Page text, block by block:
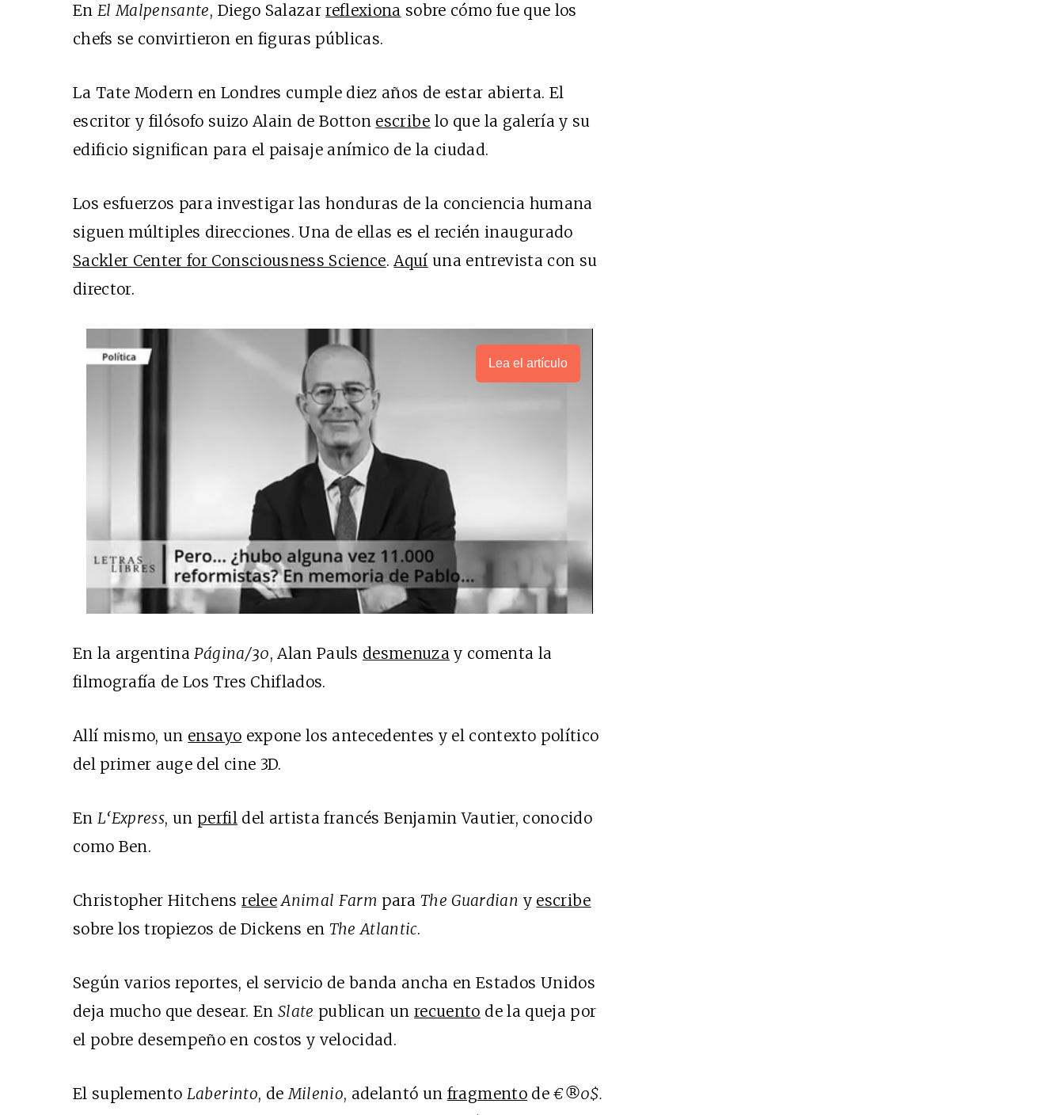
EnEl Malpensante, Diego Salazarreflexiona sobre cómo fue que los
chefs se convirtieron en figuras públicas.
La Tate Modern en Londres cumple diez años de estar abierta. El
escritor y filósofo suizo Alain de Botton escribe lo que la galería y su
edificio significan para el paisaje anímico de la ciudad.
Los esfuerzos para investigar las honduras de la conciencia humana
siguen múltiples direcciones. Una de ellas es el recién inaugurado
Sackler Center for Consciousness Science.Aquí una entrevista con su
director.
Lea el artículo
En la argentinaPágina/30, Alan Pauls desmenuza y comenta la
filmografía de Los Tres Chiflados.
Allí mismo, un ensayo expone los antecedentes y el contexto político
del primer auge del cine 3D.
EnL‘Express, un perfildel artista francés Benjamin Vautier, conocido
como Ben.
Christopher Hitchensrelee Animal Farm paraThe Guardian y escribe
sobre los tropiezos de Dickens en The Atlantic.
Según varios reportes, el servicio de banda ancha en Estados Unidos
deja mucho que desear. En Slate publican unrecuento de la queja por
el pobre desempeño en costos y velocidad.
El suplemento Laberinto, deMilenio, adelantó un fragmentode€®0$.